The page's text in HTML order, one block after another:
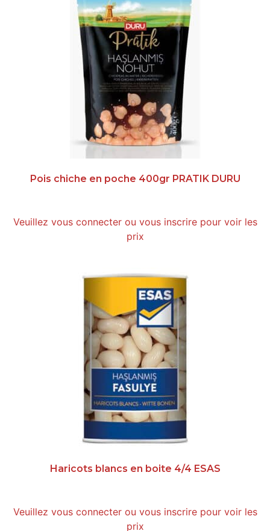
Pois chiche en poche 400gr PRATIK DURU
Veuillez vous connecter ou vous inscrire pour voir les
prix
Haricots blancs en boite 4/4 ESAS
Veuillez vous connecter ou vous inscrire pour voir les
prix